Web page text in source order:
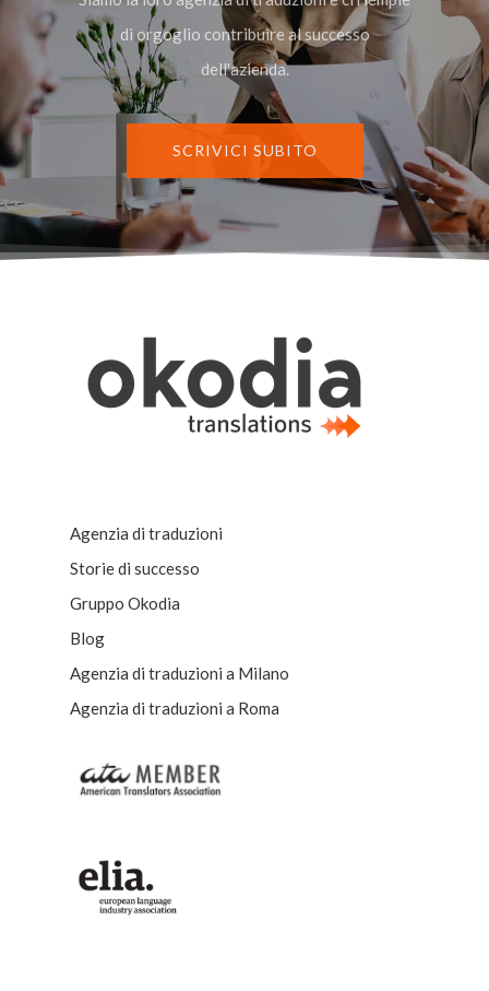
di orgoglio contribuire al successo
dell'azienda.
SCRIVICI SUBITO
Agenzia di traduzioni
Storie di successo
Gruppo Okodia
Blog
Agenzia di traduzioni a Milano
Agenzia di traduzioni a Roma